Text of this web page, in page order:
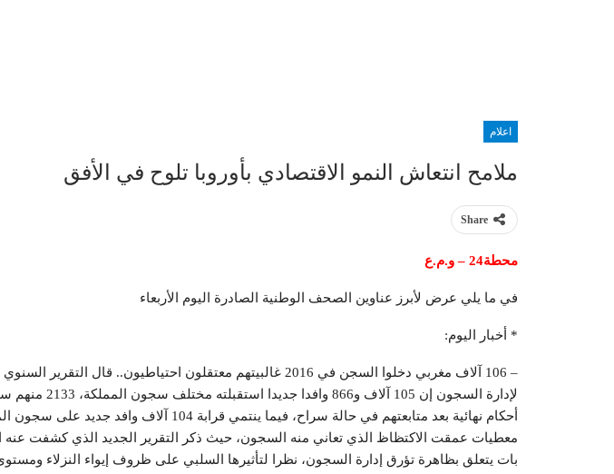
اعلام
ملامح انتعاش النمو الاقتصادي بأوروبا تلوح في الأفق
Share
محطة24 – و.م.ع
في ما يلي عرض لأبرز عناوين الصحف الوطنية الصادرة اليوم الأربعاء
* أخبار اليوم:
– 106 آلاف مغربي دخلوا السجن في 2016 غالبيتهم معتقلون احتياطيون.. قال
لإدارة السجون إن 105
أحكام نهائية بعد متابعتهم في حالة سراح، فيما ينتمي قرابة
معطيات عمقت الاكتظاظ الذي تعاني منه السجون، حيث ذكر التقرير الجديد الذي كشفت عنه
بات يتعلق بظاهرة تؤرق إدارة السجون، نظرا لتأثيرها السلبي على ظروف إيواء النزلاء